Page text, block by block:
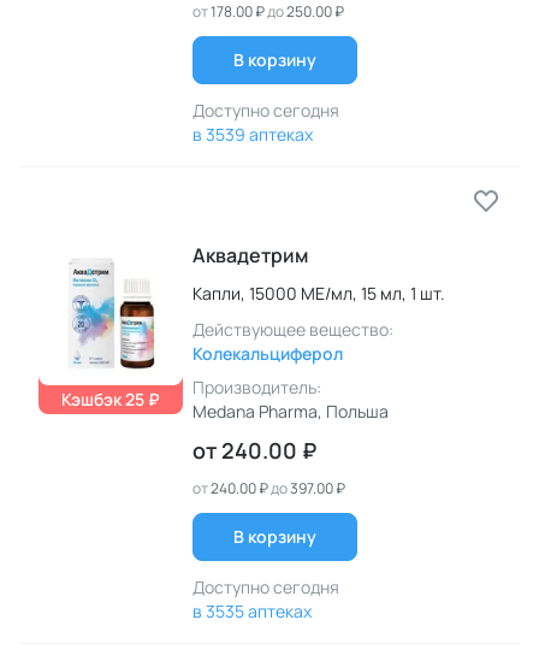
от178.00 ₽до250.00 ₽
В корзину
Доступно сегодня
в 3539 аптеках
Кэшбэк 25 ₽
Аквадетрим
Капли, 15000 МЕ/мл, 15 мл, 1 шт.
Действующее вещество:
Колекальциферол
Производитель:
Medana Pharma, Польша
от 240.00 ₽
от240.00 ₽до397.00 ₽
В корзину
Доступно сегодня
в 3535 аптеках